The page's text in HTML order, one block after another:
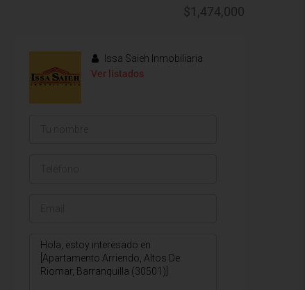
$1,474,000
Issa Saieh Inmobiliaria
Ver listados